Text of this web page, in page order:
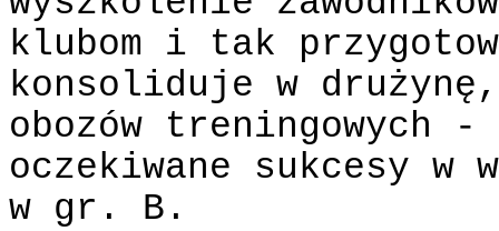
klubom i tak
konsoliduje w
obozów treningowych -
oczekiwane sukcesy
w gr. B.